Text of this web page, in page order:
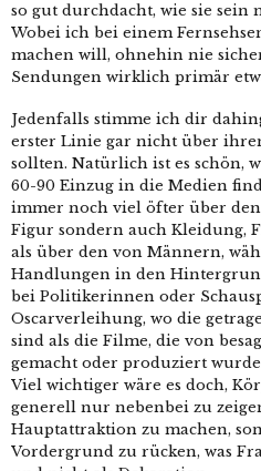
so gut durchdacht, wie sie sein
Wobei ich bei einem
machen will, ohnehin nie
Sendungen wirklich primär
Jedenfalls stimme ich dir
erster Linie gar nicht über
sollten. Natürlich ist es schön,
60-90 Einzug in die Medien
immer noch viel öfter über
Figur sondern auch Kleidung,
als über den von Männern,
Handlungen in den
bei Politikerinnen oder
Oscarverleihung, wo die
sind als die Filme, die von
gemacht oder produziert
Viel wichtiger wäre es doch,
generell nur nebenbei zu
Hauptattraktion zu machen,
Vordergrund zu rücken, was